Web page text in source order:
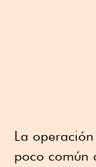
La
poco común